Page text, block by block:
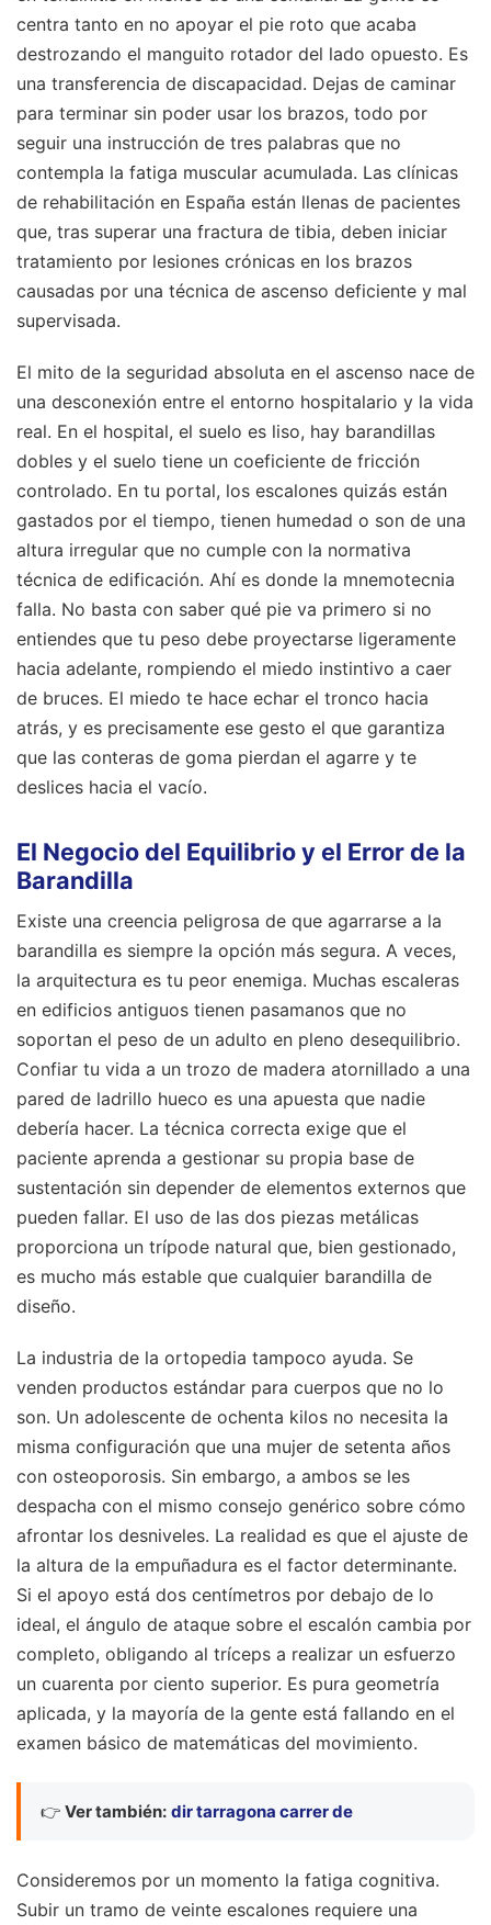
centra tanto en no apoyar el pie roto que acaba
destrozando el manguito rotador del lado opuesto. Es
una transferencia de discapacidad. Dejas de caminar
para terminar sin poder usar los brazos, todo por
seguir una instrucción de tres palabras que no
contempla la fatiga muscular acumulada. Las clínicas
de rehabilitación en España están llenas de pacientes
que, tras superar una fractura de tibia, deben iniciar
tratamiento por lesiones crónicas en los brazos
causadas por una técnica de ascenso deficiente y mal
supervisada.
El mito de la seguridad absoluta en el ascenso nace de
una desconexión entre el entorno hospitalario y la vida
real. En el hospital, el suelo es liso, hay barandillas
dobles y el suelo tiene un coeficiente de fricción
controlado. En tu portal, los escalones quizás están
gastados por el tiempo, tienen humedad o son de una
altura irregular que no cumple con la normativa
técnica de edificación. Ahí es donde la mnemotecnia
falla. No basta con saber qué pie va primero si no
entiendes que tu peso debe proyectarse ligeramente
hacia adelante, rompiendo el miedo instintivo a caer
de bruces. El miedo te hace echar el tronco hacia
atrás, y es precisamente ese gesto el que garantiza
que las conteras de goma pierdan el agarre y te
deslices hacia el vacío.
El Negocio del Equilibrio y el Error de la
Barandilla
Existe una creencia peligrosa de que agarrarse a la
barandilla es siempre la opción más segura. A veces,
la arquitectura es tu peor enemiga. Muchas escaleras
en edificios antiguos tienen pasamanos que no
soportan el peso de un adulto en pleno desequilibrio.
Confiar tu vida a un trozo de madera atornillado a una
pared de ladrillo hueco es una apuesta que nadie
debería hacer. La técnica correcta exige que el
paciente aprenda a gestionar su propia base de
sustentación sin depender de elementos externos que
pueden fallar. El uso de las dos piezas metálicas
proporciona un trípode natural que, bien gestionado,
es mucho más estable que cualquier barandilla de
diseño.
La industria de la ortopedia tampoco ayuda. Se
venden productos estándar para cuerpos que no lo
son. Un adolescente de ochenta kilos no necesita la
misma configuración que una mujer de setenta años
con osteoporosis. Sin embargo, a ambos se les
despacha con el mismo consejo genérico sobre cómo
afrontar los desniveles. La realidad es que el ajuste de
la altura de la empuñadura es el factor determinante.
Si el apoyo está dos centímetros por debajo de lo
ideal, el ángulo de ataque sobre el escalón cambia por
completo, obligando al tríceps a realizar un esfuerzo
un cuarenta por ciento superior. Es pura geometría
aplicada, y la mayoría de la gente está fallando en el
examen básico de matemáticas del movimiento.
👉 Ver también: dir tarragona carrer de
Consideremos por un momento la fatiga cognitiva.
Subir un tramo de veinte escalones requiere una